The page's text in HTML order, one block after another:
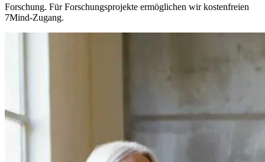
Forschung. Für Forschungsprojekte ermöglichen wir kostenfreien
7Mind-Zugang.